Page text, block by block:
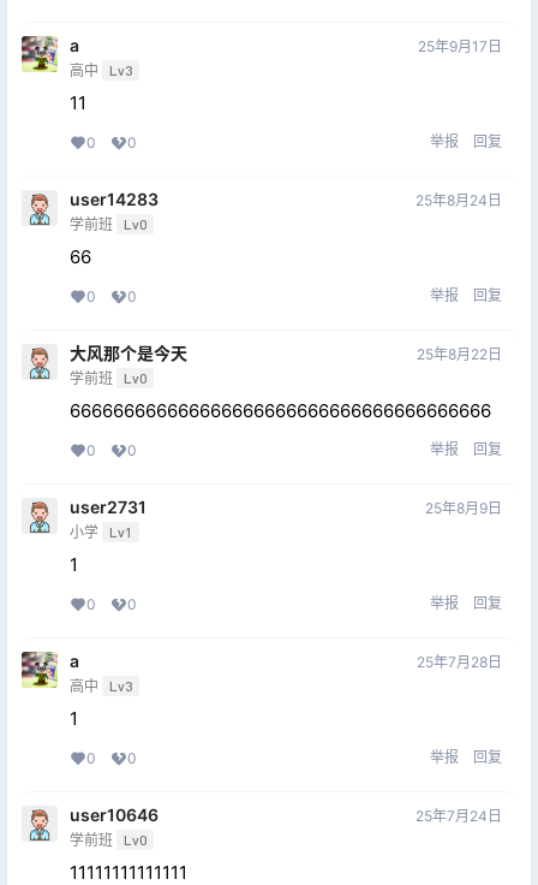
a
高中 Lv3
25年9月17日
11
0 0 举报 回复
user14283
学前班 Lv0
25年8月24日
66
0 0 举报 回复
大风那个是今天
学前班 Lv0
25年8月22日
666666666666666666666666666666666666666
0 0 举报 回复
user2731
小学 Lv1
25年8月9日
1
0 0 举报 回复
a
高中 Lv3
25年7月28日
1
0 0 举报 回复
user10646
学前班 Lv0
25年7月24日
11111111111111